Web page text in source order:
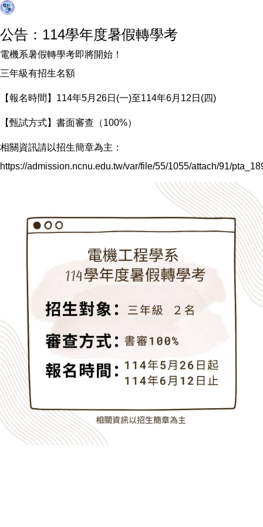
公告：114學年度暑假轉學考
電機系暑假轉學考即將開始！
三年級有招生名額
【報名時間】114年5月26日(一)至114年6月12日(四)
【甄試方式】書面審查（100%）
相關資訊請以招生簡章為主：
https://admission.ncnu.edu.tw/var/file/55/1055/attach/91/